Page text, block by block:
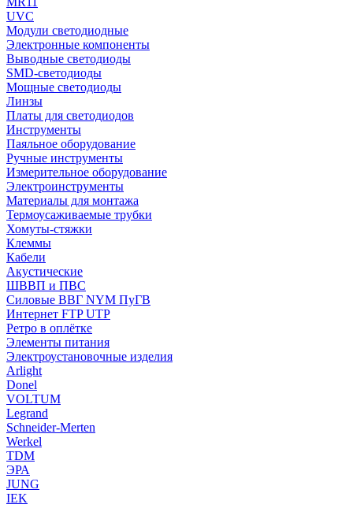
UVC
Модули светодиодные
Электронные компоненты
Выводные светодиоды
SMD-светодиоды
Мощные светодиоды
Линзы
Платы для светодиодов
Инструменты
Паяльное оборудование
Ручные инструменты
Измерительное оборудование
Электроинструменты
Материалы для монтажа
Термоусаживаемые трубки
Хомуты-стяжки
Клеммы
Кабели
Акустические
ШВВП и ПВС
Силовые ВВГ NYM ПуГВ
Интернет FTP UTP
Ретро в оплётке
Элементы питания
Электроустановочные изделия
Arlight
Donel
VOLTUM
Legrand
Schneider-Merten
Werkel
TDM
ЭРА
JUNG
IEK